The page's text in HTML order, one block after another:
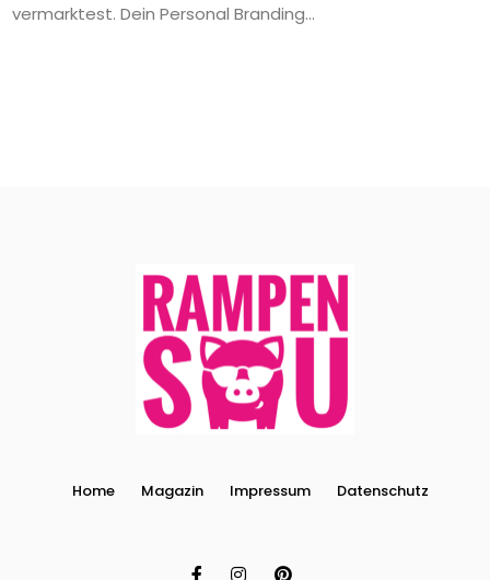
vermarktest. Dein Personal Branding...
Home Magazin Impressum Datenschutz